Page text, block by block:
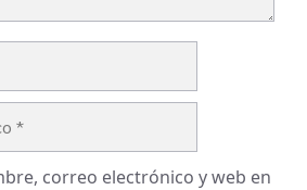
correo electrónico y web en